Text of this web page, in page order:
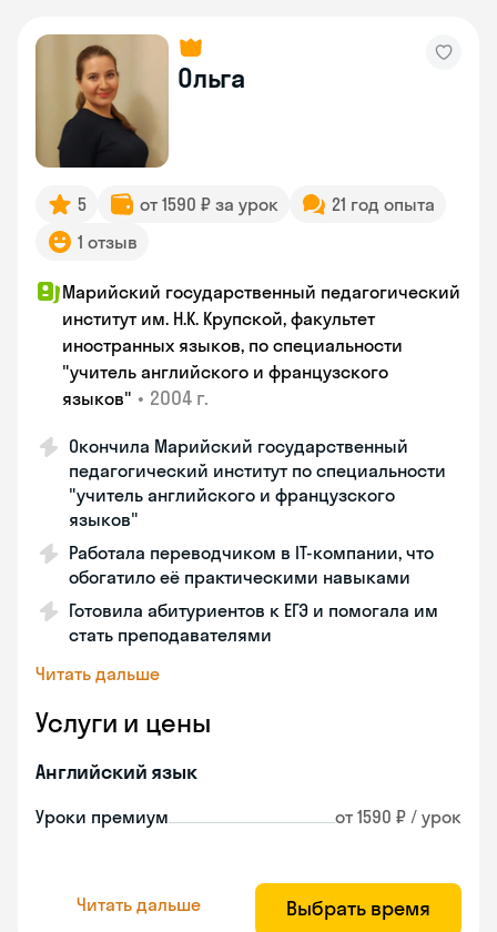
Ольга
5 от 1590 ₽ за урок
21 год опыта
1 отзыв
Марийский государственный педагогический
институт им. Н.К. Крупской, факультет
иностранных языков, по специальности
"учитель английского и французского
языков" • 2004 г.
Окончила Марийский государственный
педагогический институт по специальности
"учитель английского и французского
языков"
Работала переводчиком в IT-компании, что
обогатило её практическими навыками
Готовила абитуриентов к ЕГЭ и помогала им
стать преподавателями
Читать дальше
Услуги и цены
Английский язык
Уроки премиум от 1590 ₽ / урок
Читать дальше Выбрать время